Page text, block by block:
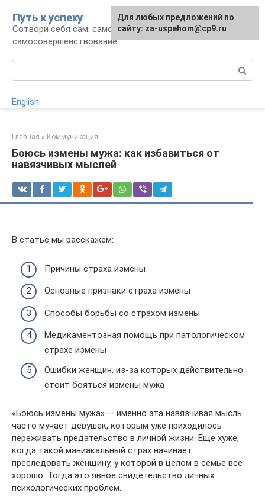
контенту
Путь к успеху
Сотвори себя сам: саморазвитие и
самосовершенствование
English
Главная » Коммуникация
Боюсь измены мужа: как избавиться от
навязчивых мыслей
В статье мы расскажем:
Причины страха измены
Основные признаки страха измены
Способы борьбы со страхом измены
Медикаментозная помощь при патологическом
страхе измены
Ошибки женщин, из-за которых действительно
стоит бояться измены мужа
«Боюсь измены мужа» — именно эта навязчивая мысль
часто мучает девушек, которым уже приходилось
переживать предательство в личной жизни. Еще хуже,
когда такой маниакальный страх начинает
преследовать женщину, у которой в целом в семье все
хорошо. Тогда это явное свидетельство личных
психологических проблем.
Для любых предложений по
сайту: za-uspehom@cp9.ru